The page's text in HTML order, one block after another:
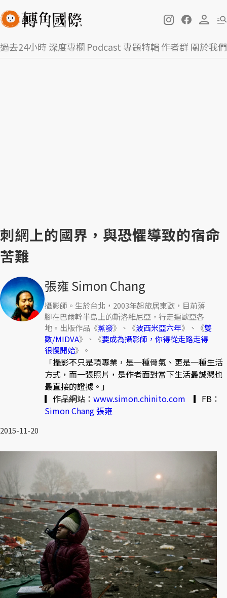
過去24小時深度專欄 Podcast 專題特輯作者群關於我們
刺網上的國界，與恐懼導致的宿命
苦難
張雍 Simon Chang
攝影師。生於台北，2003年起旅居東歐，目前落
腳在巴爾幹半島上的斯洛維尼亞，行走遍歐亞各
地。出版作品《蒸發》、《波西米亞六年》、《雙
數/MIDVA》、《要成為攝影師，你得從走路走得
很慢開始》。
「攝影不只是項專業，是一種骨氣、更是一種生活
方式，而一張照片，是作者面對當下生活最誠懇也
最直接的證據。」
▎作品網站： www.simon.chinito.com ▎FB：
Simon Chang 張雍
2015-11-20